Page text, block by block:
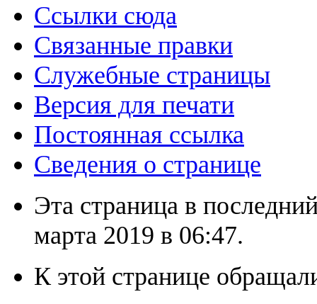
Ссылки сюда
Связанные правки
Служебные страницы
Версия для печати
Постоянная ссылка
Сведения о странице
Эта страница в
марта 2019 в 06:47.
К этой странице